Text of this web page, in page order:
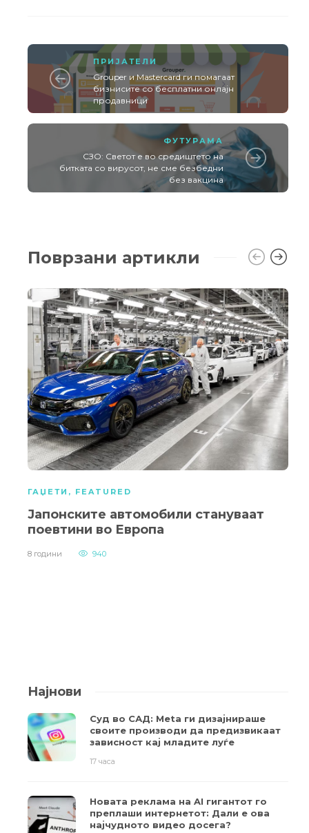
ПРИЈАТЕЛИ
Grouper и Маstercard ги помагаат
бизнисите со бесплатни онлајн
продавници
ФУТУРАМА
СЗО: Светот е во средиштето на
битката со вирусот, не сме безбедни
без вакцина
Поврзани артикли
ГАЏЕТИ , FEATURED
Јапонските автомобили стануваат
поевтини во Европа
8 години 940
Најнови
Суд во САД: Meta ги дизајнираше
своите производи да предизвикаат
зависност кај младите луѓе
17 часа
Новата реклама на AI гигантот го
преплаши интернетот: Дали е ова
најчудното видео досега?